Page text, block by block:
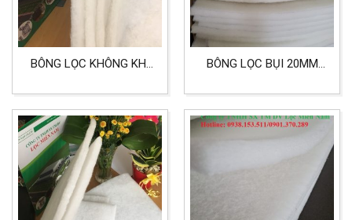
BÔNG LỌC KHÔNG KHÍ
XƯỞNG SẢN XUẤT VÀ
PHÒNG SẠCH
BÔNG LỌC BỤI 20MM
KHÔNG KHÍ